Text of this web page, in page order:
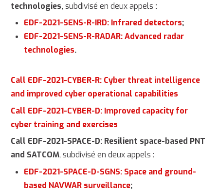
technologies,subdivisé en deux appels :
EDF-2021-SENS-R-IRD: Infrared detectors;
EDF-2021-SENS-R-RADAR: Advanced radar
technologies.
Call EDF-2021-CYBER-R: Cyber threat intelligence
and improved cyber operational capabilities
Call EDF-2021-CYBER-D: Improved capacity for
cyber training and exercises
Call EDF-2021-SPACE-D: Resilient space-based PNT
and SATCOM, subdivisé en deux appels :
EDF-2021-SPACE-D-SGNS: Space and ground-
based NAVWAR surveillance;